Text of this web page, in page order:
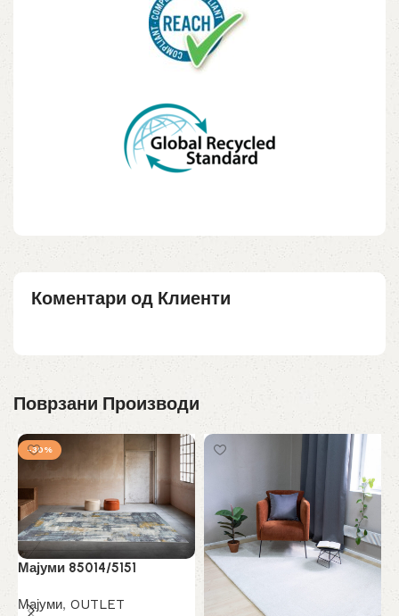
Коментари од Клиенти
Поврзани Производи
-30%
Мајуми 85014/5151
Мајуми, OUTLET